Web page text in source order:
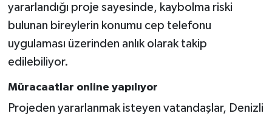
yararlandığı proje sayesinde, kaybolma riski
bulunan bireylerin konumu cep telefonu
uygulaması üzerinden anlık olarak takip
edilebiliyor.
Müracaatlar online yapılıyor
Projeden yararlanmak isteyen vatandaşlar, Denizli